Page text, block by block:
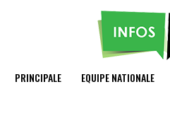
PRINCIPALE EQUIPE NATIONALE